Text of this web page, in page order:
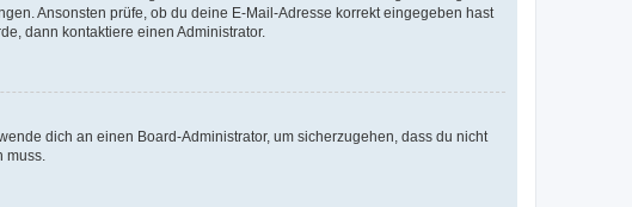
Ansonsten prüfe, ob du deine E-Mail-Adresse korrekt eingegeben hast
dann kontaktiere einen Administrator.
dich an einen Board-Administrator, um sicherzugehen, dass du nicht
muss.